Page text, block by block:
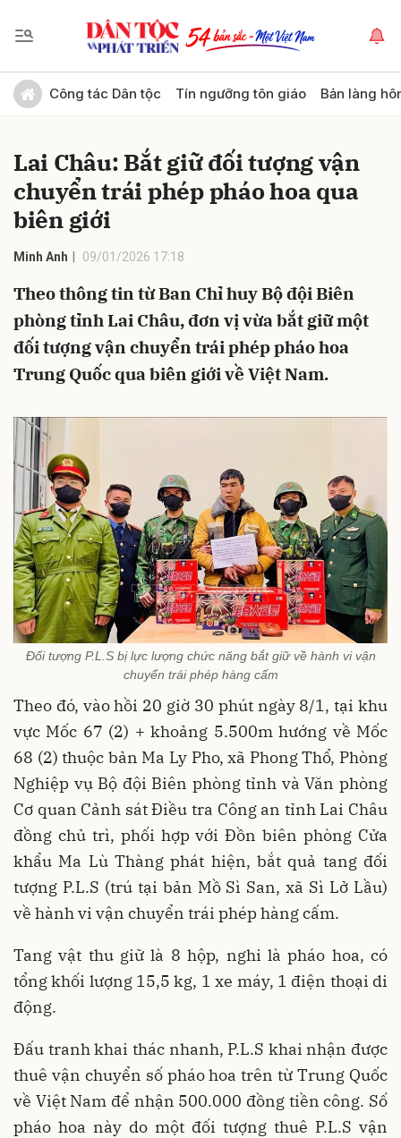
Công tác Dân tộc Tín ngưỡng tôn giáo Bản làng
Lai Châu: Bắt giữ đối tượng vận
chuyển trái phép pháo hoa qua
biên giới
Minh Anh 09/01/2026 17:18
Theo thông tin từ Ban Chỉ huy Bộ đội Biên
phòng tỉnh Lai Châu, đơn vị vừa bắt giữ một
đối tượng vận chuyển trái phép pháo hoa
Trung Quốc qua biên giới về Việt Nam.
Đối tượng P.L.S bị lực lượng chức năng bắt giữ về hành vi vận
chuyển trái phép hàng cấm
Theo đó, vào hồi 20 giờ 30 phút ngày 8/1, tại khu
vực Mốc 67 (2) + khoảng 5.500m hướng về Mốc
68 (2) thuộc bản Ma Ly Pho, xã Phong Thổ, Phòng
Nghiệp vụ Bộ đội Biên phòng tỉnh và Văn phòng
Cơ quan Cảnh sát Điều tra Công an tỉnh Lai Châu
đồng chủ trì, phối hợp với Đồn biên phòng Cửa
khẩu Ma Lù Thàng phát hiện, bắt quả tang đối
tượng P.L.S (trú tại bản Mồ Sì San, xã Sì Lở Lầu)
về hành vi vận chuyển trái phép hàng cấm.
Tang vật thu giữ là 8 hộp, nghi là pháo hoa, có
tổng khối lượng 15,5 kg, 1 xe máy, 1 điện thoại di
động.
Đấu tranh khai thác nhanh, P.L.S khai nhận được
thuê vận chuyển số pháo hoa trên từ Trung Quốc
về Việt Nam để nhận 500.000 đồng tiền công. Số
pháo hoa này do một đối tượng thuê P.L.S vận
Gửi bình luận